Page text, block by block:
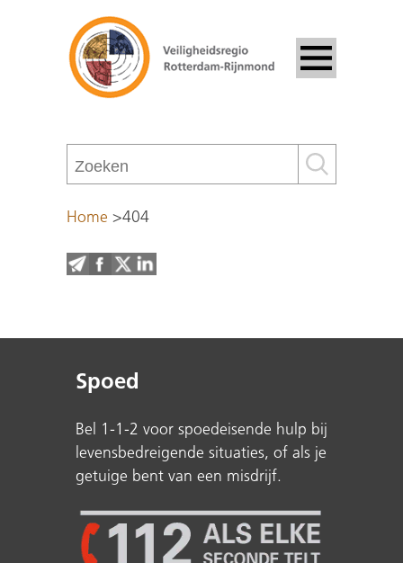
Home >404
Spoed
Bel 1-1-2 voor spoedeisende hulp bij
levensbedreigende situaties, of als je
getuige bent van een misdrijf.